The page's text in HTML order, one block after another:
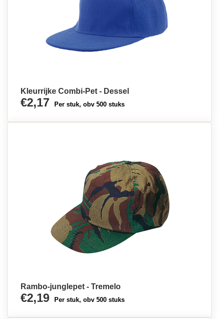
Kleurrijke Combi-Pet - Dessel
€2,17 Per stuk, obv 500 stuks
Rambo-junglepet - Tremelo
€2,19 Per stuk, obv 500 stuks